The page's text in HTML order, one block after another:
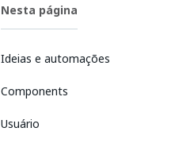
Nesta página
Ideias e automações
Components
Usuário